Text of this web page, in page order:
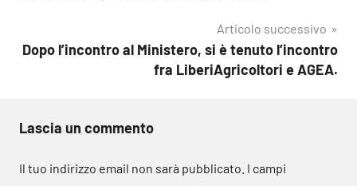
Articolo successivo
Dopo l’incontro al Ministero, si è tenuto l’incontro
fra LiberiAgricoltori e AGEA.
Lascia un commento
Il tuo indirizzo email non sarà pubblicato. I campi